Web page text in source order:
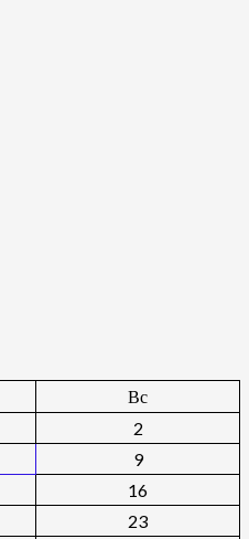
Вс
2
9
16
23